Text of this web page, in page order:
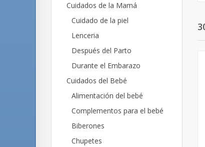
Cuidados de la Mamá
Cuidado de la piel
Lenceria
Después del Parto
Durante el Embarazo
Cuidados del Bebé
Alimentación del bebé
Complementos para el bebé
Biberones
Chupetes